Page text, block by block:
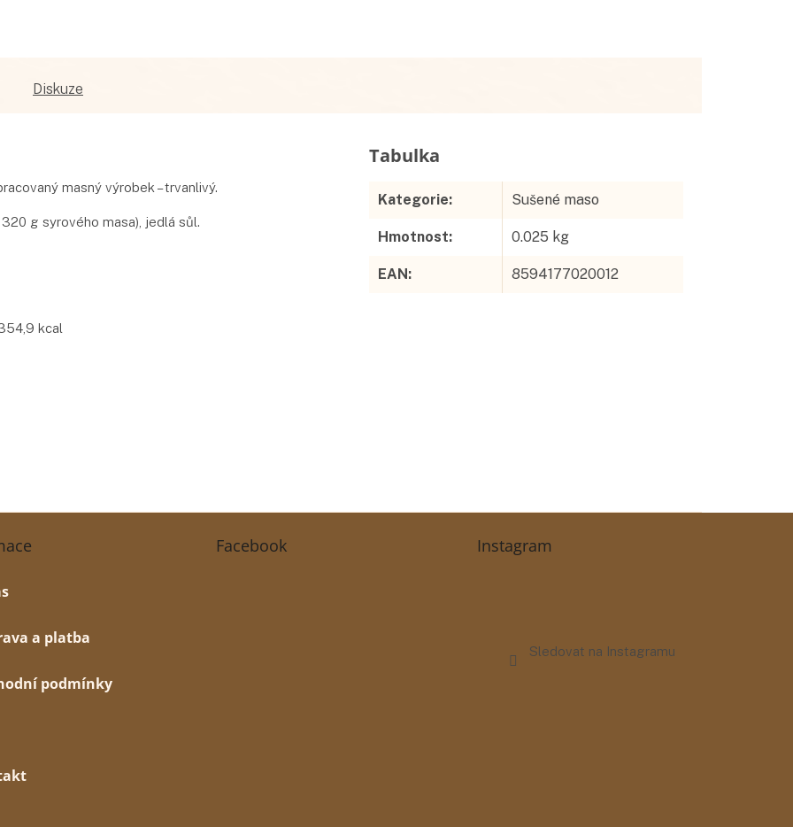
Diskuze
masný výrobek – trvanlivý.
g syrového masa), jedlá sůl.
kcal
Kategorie: Sušené maso
Hmotnost: 0.025 kg
EAN: 8594177020012
a platba
podmínky
Facebook Instagram
Sledovat na Instagramu